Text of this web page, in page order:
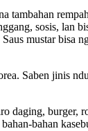
tambahan
sosis, lan
mustar bisa
Saben jinis
daging, burger,
bahan